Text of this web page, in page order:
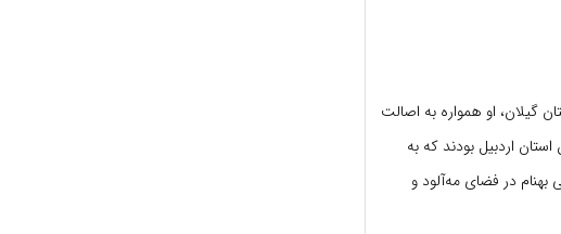
در استان گیلان، او همواره به اصالت
اردبیل بودند که به
در فضای مه‌آلود و